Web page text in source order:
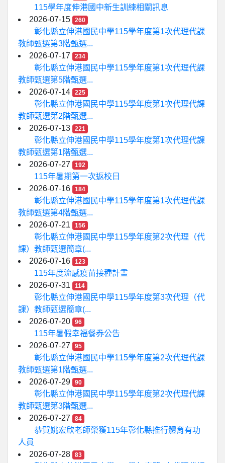
115學年度伸港國中新生訓練相關訊息
2026-07-15
260
彰化縣立伸港國民中學115學年度第1次代理代課
教師甄選第3階甄選...
2026-07-17
234
彰化縣立伸港國民中學115學年度第1次代理代課
教師甄選第5階甄選...
2026-07-14
225
彰化縣立伸港國民中學115學年度第1次代理代課
教師甄選第2階甄選...
2026-07-13
221
彰化縣立伸港國民中學115學年度第1次代理代課
教師甄選第1階甄選...
2026-07-27
192
115年暑期第一次返校日
2026-07-16
184
彰化縣立伸港國民中學115學年度第1次代理代課
教師甄選第4階甄選...
2026-07-21
156
彰化縣立伸港國民中學115學年度第2次代理（代
課）教師甄選簡章(...
2026-07-16
123
115年度流感疫苗接種計畫
2026-07-31
114
彰化縣立伸港國民中學115學年度第3次代理（代
課）教師甄選簡章(...
2026-07-20
96
115年暑假幸福餐券公告
2026-07-27
95
彰化縣立伸港國民中學115學年度第2次代理代課
教師甄選第1階甄選...
2026-07-29
90
彰化縣立伸港國民中學115學年度第2次代理代課
教師甄選第3階甄選...
2026-07-27
84
恭賀姚宏欣老師榮獲115年彰化縣推行體育有功
人員
2026-07-28
83